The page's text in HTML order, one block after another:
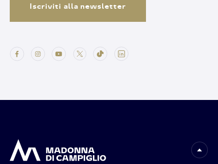
Iscriviti alla newsletter